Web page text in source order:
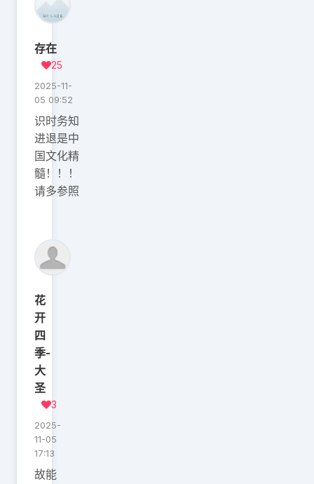
存在
25
2025-11-
05 09:52
识时务知
进退是中
国文化精
髓！！！
请多参照
花
开
四
季-
大
圣
3
2025-
11-05
17:13
故能